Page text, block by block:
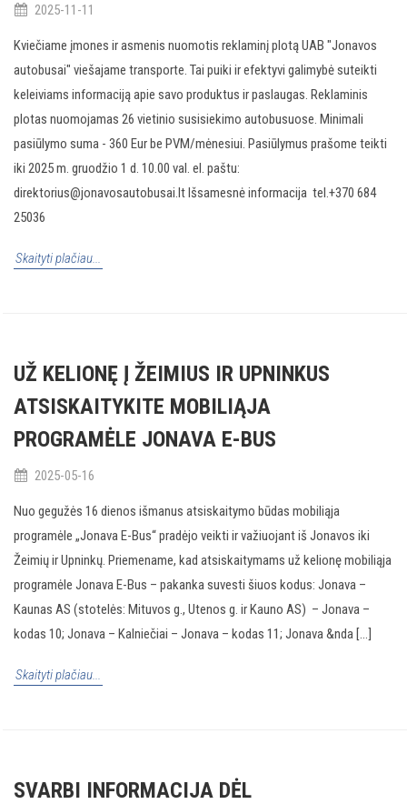
2025-11-11
Kviečiame įmones ir asmenis nuomotis reklaminį plotą UAB "Jonavos
autobusai" viešajame transporte. Tai puiki ir efektyvi galimybė suteikti
keleiviams informaciją apie savo produktus ir paslaugas. Reklaminis
plotas nuomojamas 26 vietinio susisiekimo autobusuose. Minimali
pasiūlymo suma - 360 Eur be PVM/mėnesiui. Pasiūlymus prašome teikti
iki 2025 m. gruodžio 1 d. 10.00 val. el. paštu:
direktorius@jonavosautobusai.lt Išsamesnė informacija tel.+370 684
25036
Skaityti plačiau...
UŽ KELIONĘ Į ŽEIMIUS IR UPNINKUS
ATSISKAITYKITE MOBILIĄJA
PROGRAMĖLE JONAVA E-BUS
2025-05-16
Nuo gegužės 16 dienos išmanus atsiskaitymo būdas mobiliąja
programėle „Jonava E-Bus“ pradėjo veikti ir važiuojant iš Jonavos iki
Žeimių ir Upninkų. Priemename, kad atsiskaitymams už kelionę mobiliąja
programėle Jonava E-Bus – pakanka suvesti šiuos kodus: Jonava –
Kaunas AS (stotelės: Mituvos g., Utenos g. ir Kauno AS) – Jonava –
kodas 10; Jonava – Kalniečiai – Jonava – kodas 11; Jonava &nda [...]
Skaityti plačiau...
SVARBI INFORMACIJA DĖL